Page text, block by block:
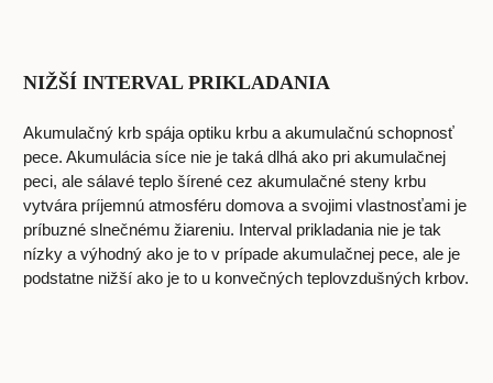
NIŽŠÍ INTERVAL PRIKLADANIA
Akumulačný krb spája optiku krbu a akumulačnú schopnosť
pece. Akumulácia síce nie je taká dlhá ako pri akumulačnej
peci, ale sálavé teplo šírené cez akumulačné steny krbu
vytvára príjemnú atmosféru domova a svojimi vlastnosťami je
príbuzné slnečnému žiareniu. Interval prikladania nie je tak
nízky a výhodný ako je to v prípade akumulačnej pece, ale je
podstatne nižší ako je to u konvečných teplovzdušných krbov.